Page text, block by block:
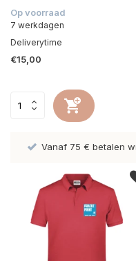
Op voorraad
7 werkdagen
Deliverytime
€15,00
Vanaf 75 € betalen